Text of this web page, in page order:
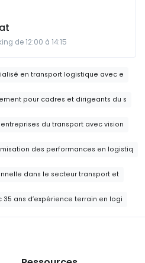
de 12:00 à 14:15
en transport logistique avec e
pour cadres et dirigeants du s
du transport avec vision
des performances en logistiq
dans le secteur transport et
ans d’expérience terrain en logi